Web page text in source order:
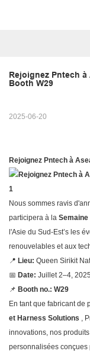
Rejoignez Pntech à
Booth W29
2025-06-20
Rejoignez Pntech à
Nous sommes ravis
participera à la
l'Asie du Sud-Est’s les
renouvelables et aux
📍 Lieu: Queen Sirikit
📅 Date: Juillet 2–4, 2025
📌 Booth no.: W29
En tant que fabricant de
et Harness Solutions ,
innovations, nos
personnalisées conçues